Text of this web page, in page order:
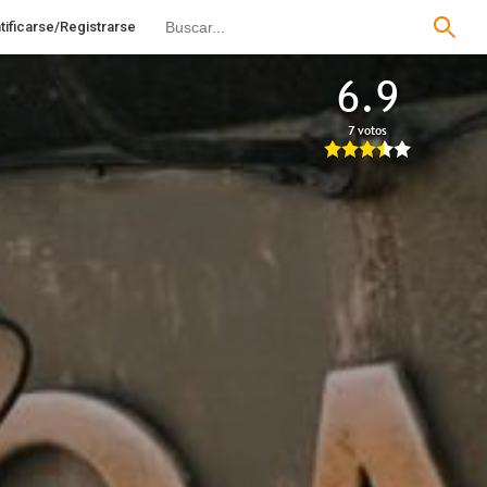
Registrarse
6.9
7 votos